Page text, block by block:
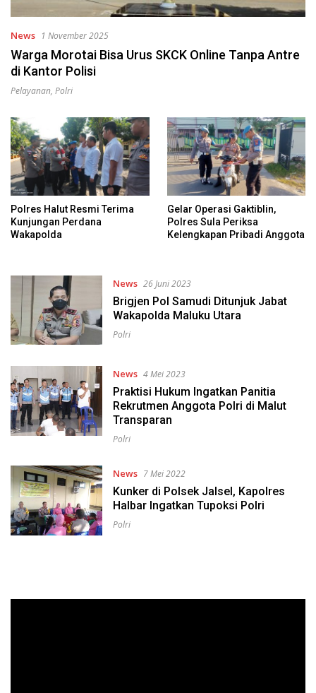
News 1 November 2025
Warga Morotai Bisa Urus SKCK Online Tanpa Antre
di Kantor Polisi
Pelayanan, Polri
Polres Halut Resmi Terima
Kunjungan Perdana
Wakapolda
Gelar Operasi Gaktiblin,
Polres Sula Periksa
Kelengkapan Pribadi Anggota
News 26 Juni 2023
Brigjen Pol Samudi Ditunjuk Jabat
Wakapolda Maluku Utara
Polri
News 4 Mei 2023
Praktisi Hukum Ingatkan Panitia
Rekrutmen Anggota Polri di Malut
Transparan
Polri
News 7 Mei 2022
Kunker di Polsek Jalsel, Kapolres
Halbar Ingatkan Tupoksi Polri
Polri